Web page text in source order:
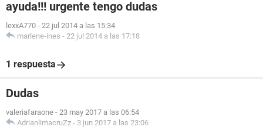
ayuda!!! urgente tengo dudas
lexxA770 - 22 jul 2014 a las 15:34
marlene-ines - 22 jul 2014 a las 17:18
1 respuesta
Dudas
valeriafaraone - 23 may 2017 a las 06:54
AdrianlimacruZz - 3 jun 2017 a las 23:06